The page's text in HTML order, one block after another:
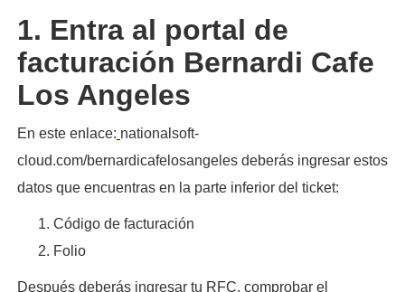
1. Entra al portal de
facturación Bernardi Cafe
Los Angeles
En este enlace: nationalsoft-
cloud.com/bernardicafelosangeles deberás ingresar estos
datos que encuentras en la parte inferior del ticket:
Código de facturación
Folio
Después deberás ingresar tu RFC, comprobar el